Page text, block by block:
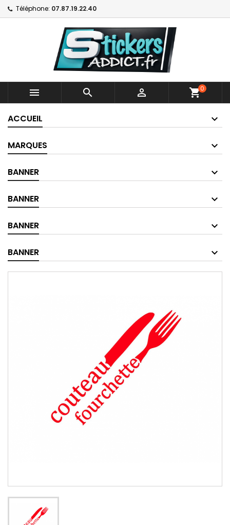
Téléphone: 07.87.19.22.40
   shopping_cart0
ACCUEIL
MARQUES
BANNER
BANNER
BANNER
BANNER